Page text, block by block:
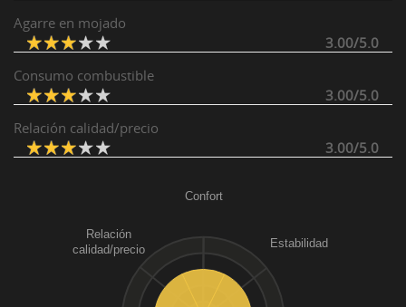
Agarre en mojado
3.00/5.0
Consumo combustible
3.00/5.0
Relación calidad/precio
3.00/5.0
Confort
Estabilidad
Relación
calidad/precio